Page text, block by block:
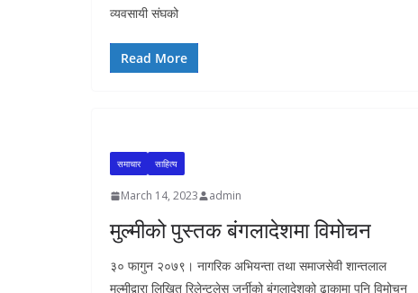
व्यवसायी संघको
Read More
समाचार साहित्य
March 14, 2023 admin
मुल्मीको पुस्तक बंगलादेशमा विमोचन
३० फागुन २०७९। नागरिक अभियन्ता तथा समाजसेवी शान्तलाल
मुल्मीद्वारा लिखित रिलेन्टलेस जर्नीको बंगलादेशको ढाकामा पनि विमोचन